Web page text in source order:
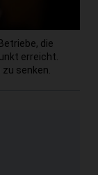
die
erreicht.
senken.